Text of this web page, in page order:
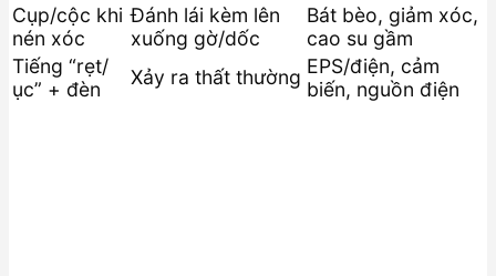
Cụp/cộc khi
nén xóc
Đánh lái kèm lên
xuống gờ/dốc
Bát bèo, giảm xóc,
cao su gầm
Tiếng “rẹt/
ục” + đèn
Xảy ra thất thường EPS/điện, cảm
biến, nguồn điện